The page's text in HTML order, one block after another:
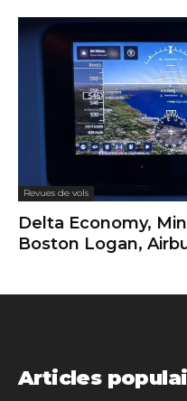
Revues de vols
Delta Economy,
Boston Logan,
Articles